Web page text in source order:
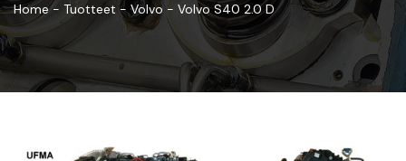
Home- Tuotteet -Volvo - Volvo S40 2.0 D